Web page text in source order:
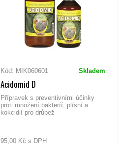
Kód: MIK060601 Skladem
Acidomid D
Přípravek s preventivními účinky
proti množení bakteríí, plísní a
kokcidií pro drůbež
95,00 Kč s DPH